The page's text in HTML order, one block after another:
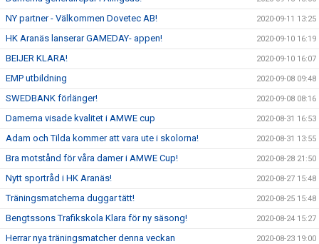
NY partner - Välkommen Dovetec AB! 2020-09-11 13:25
HK Aranäs lanserar GAMEDAY- appen! 2020-09-10 16:19
BEIJER KLARA! 2020-09-10 16:07
EMP utbildning 2020-09-08 09:48
SWEDBANK förlänger! 2020-09-08 08:16
Damerna visade kvalitet i AMWE cup 2020-08-31 16:53
Adam och Tilda kommer att vara ute i skolorna! 2020-08-31 13:55
Bra motstånd för våra damer i AMWE Cup! 2020-08-28 21:50
Nytt sportråd i HK Aranäs! 2020-08-27 15:48
Träningsmatcherna duggar tätt! 2020-08-25 15:48
Bengtssons Trafikskola Klara för ny säsong! 2020-08-24 15:27
Herrar nya träningsmatcher denna veckan 2020-08-23 19:00